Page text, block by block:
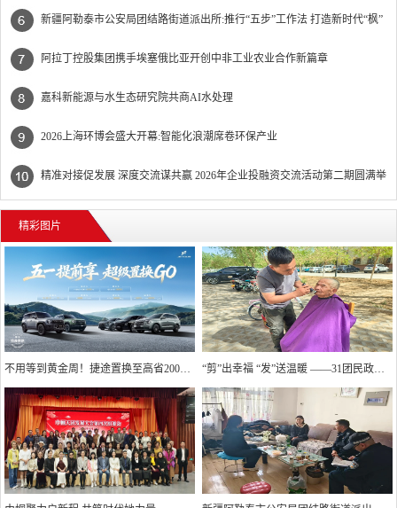
办
新疆阿勒泰市公安局团结路街道派出所:推行“五步”工作法 打造新时代“枫”
景线
阿拉丁控股集团携手埃塞俄比亚开创中非工业农业合作新篇章
嘉科新能源与水生态研究院共商AI水处理
2026上海环博会盛大开幕:智能化浪潮席卷环保产业
精准对接促发展 深度交流谋共赢 2026年企业投融资交流活动第二期圆满举
精彩图片
不用等到黄金周！捷途置换至高省20000元 “剪”出幸福 “发”送温暖 ——31团民政服务站精准回应高龄独居老人“理发难”